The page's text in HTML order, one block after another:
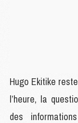
Hugo Ekitike
l’heure, la
des